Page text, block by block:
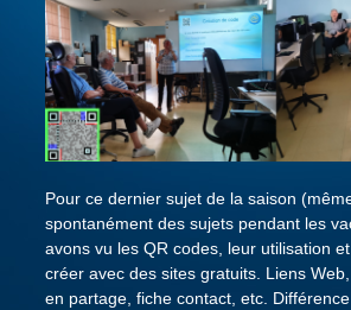
Pour ce dernier sujet de la saison
spontanément des sujets pendant les
avons vu les QR codes, leur utilisation
créer avec des sites gratuits. Liens
en partage, fiche contact, etc.